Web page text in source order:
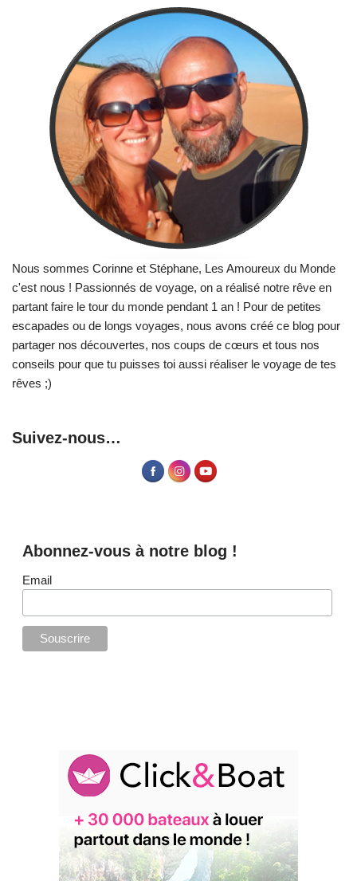
Nous sommes Corinne et Stéphane, Les Amoureux du Monde
c'est nous ! Passionnés de voyage, on a réalisé notre rêve en
partant faire le tour du monde pendant 1 an ! Pour de petites
escapades ou de longs voyages, nous avons créé ce blog pour
partager nos découvertes, nos coups de cœurs et tous nos
conseils pour que tu puisses toi aussi réaliser le voyage de tes
rêves ;)
Suivez-nous…
Abonnez-vous à notre blog !
Email